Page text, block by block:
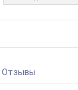
Отзывы